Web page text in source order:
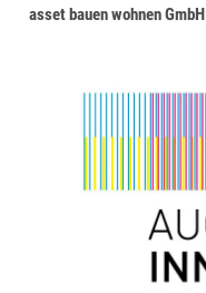
asset bauen wohnen GmbH